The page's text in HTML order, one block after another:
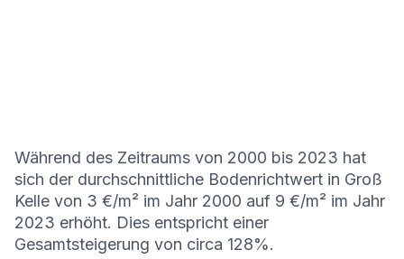
Während des Zeitraums von 2000 bis 2023 hat
sich der durchschnittliche Bodenrichtwert in Groß
Kelle von 3 €/m² im Jahr 2000 auf 9 €/m² im Jahr
2023 erhöht. Dies entspricht einer
Gesamtsteigerung von circa 128%.